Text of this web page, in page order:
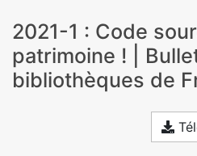
2021-1 : Code
patrimoine ! |
bibliothèques de